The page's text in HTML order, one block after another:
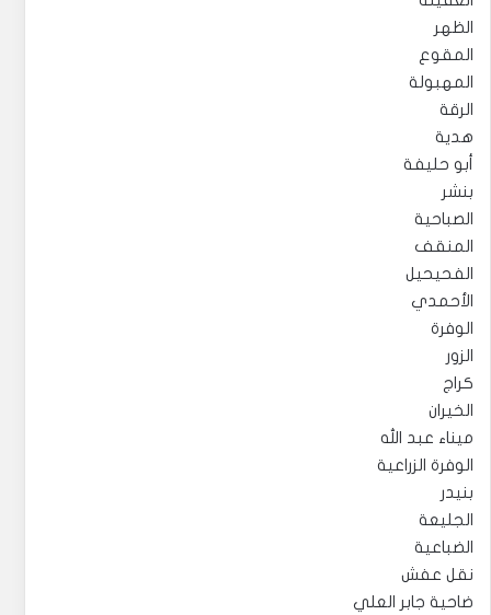
الظهر
المقوع
المهبولة
الرقة
هدية
أبو حليفة
بنشر
الصباحية
المنقف
الفحيحيل
الأحمدي
الوفرة
الزور
كراج
الخيران
ميناء عبد الله
الوفرة الزراعية
بنيدر
الجليعة
الضباعية
نقل عفش
ضاحية جابر العلي